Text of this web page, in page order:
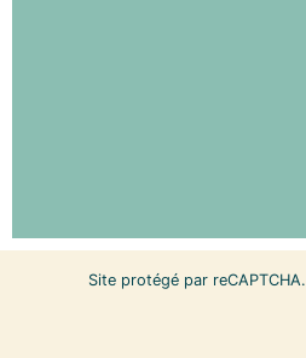
Site protégé par reCAPTCHA.